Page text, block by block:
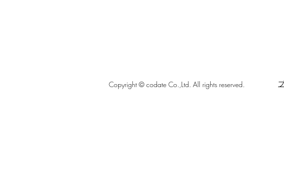
Copyright © codate Co.,Ltd. All rights reserved.